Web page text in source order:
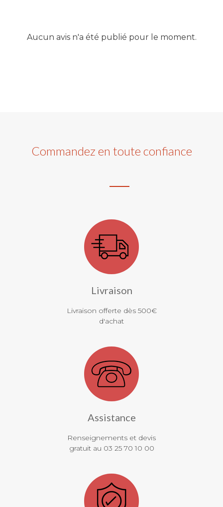
Aucun avis n'a été publié pour le moment.
Commandez en toute confiance
Livraison
Livraison offerte dès 500€
d'achat
Assistance
Renseignements et devis
gratuit au 03 25 70 10 00